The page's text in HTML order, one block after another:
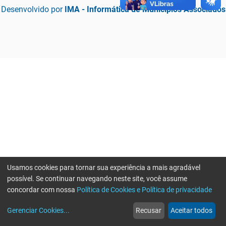
Desenvolvido por IMA - Informática de Municípios Associados
web
Notícias
more_horiz
Mais
Usamos cookies para tornar sua experiência a mais agradável
possível. Se continuar navegando neste site, você assume
concordar com nossa Política de Cookies e Política de privacidade
Gerenciar Cookies... Recusar Aceitar todos
Erro ao enviar informações, por favor tente novamente